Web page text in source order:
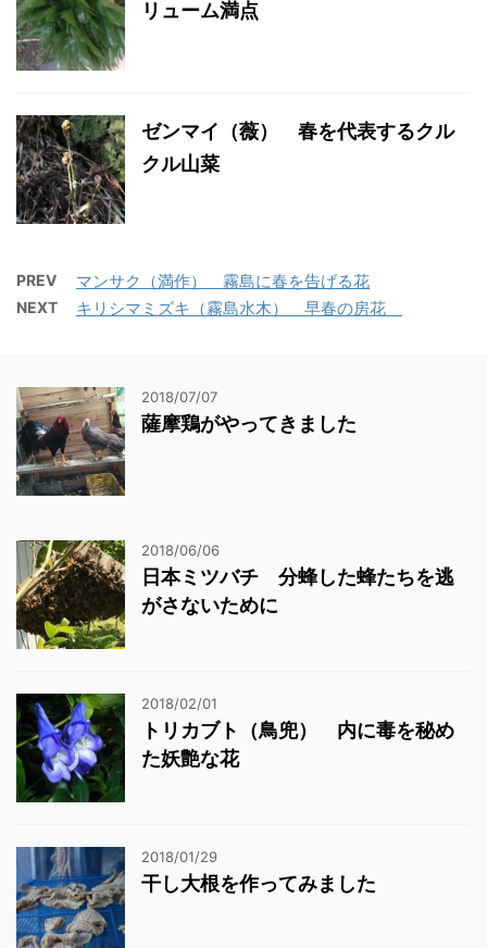
リューム満点
ゼンマイ（薇） 春を代表するクル
クル山菜
PREV マンサク（満作） 霧島に春を告げる花
NEXT キリシマミズキ（霧島水木） 早春の房花
2018/07/07
薩摩鶏がやってきました
2018/06/06
日本ミツバチ 分蜂した蜂たちを逃
がさないために
2018/02/01
トリカブト（鳥兜） 内に毒を秘め
た妖艶な花
2018/01/29
干し大根を作ってみました